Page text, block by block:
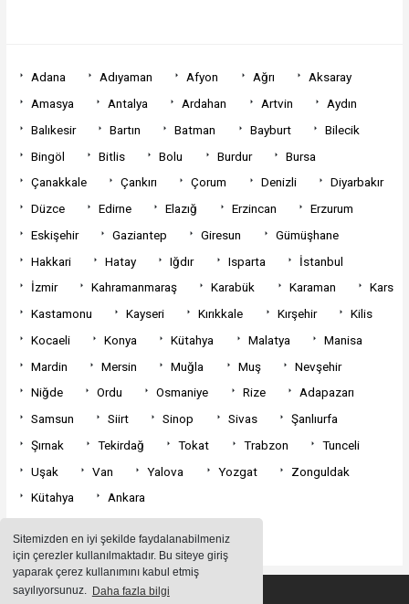
Sitemizden en iyi şekilde faydalanabilmeniz
için çerezler kullanılmaktadır. Bu siteye giriş
yaparak çerez kullanımını kabul etmiş
sayılıyorsunuz. Daha fazla bilgi
Adana Adıyaman Afyon Ağrı
Aksaray
Amasya
Antalya Ardahan Artvin
Aydın
Balıkesir
Bartın Batman Bayburt
Bilecik
Bingöl
Bitlis Bolu Burdur
Bursa
Çanakkale
Çankırı Çorum Denizli
Diyarbakır
Düzce
Edirne Elazığ Erzincan
Erzurum
Eskişehir
Gaziantep Giresun
Gümüşhane
Hakkari
Hatay Iğdır Isparta
İstanbul
İzmir
Kahramanmaraş Karabük Karaman
Kars
Kastamonu
Kayseri Kırıkkale Kırşehir
Kilis
Kocaeli
Konya Kütahya Malatya
Manisa
Mardin
Mersin Muğla Muş
Nevşehir
Niğde
Ordu Osmaniye Rize
Adapazarı
Samsun
Siirt Sinop Sivas
Şanlıurfa
Şırnak
Tekirdağ Tokat Trabzon
Tunceli
Uşak
Van Yalova Yozgat
Zonguldak
Kütahya
Ankara